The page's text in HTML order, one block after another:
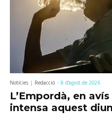
Notícies Redacció -8 d'agost de 2026
L’Empordà, en
intensa aquest